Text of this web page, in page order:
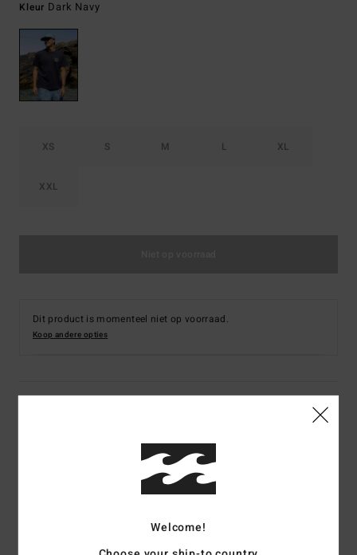
Kleur Dark Navy
XS S M L XL
XXL
Dit product is momenteel niet op voorraad.
Koop andere opties
Heren Zwart T-shirt met Korte mouw
Kleurcodektw0
Welcome!